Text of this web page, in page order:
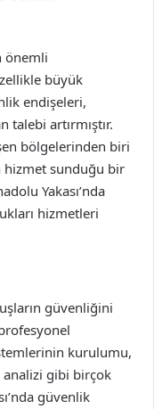
önemli
büyük
endişeleri,
artırmıştır.
bölgelerinden biri
hizmet sunduğu bir
Yakası’nda
hizmetleri
güvenliğini
kurulumu,
gibi birçok
güvenlik